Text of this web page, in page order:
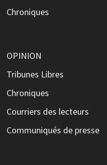
Chroniques
OPINION
Tribunes Libres
Chroniques
Courriers des lecteurs
Communiqués de presse